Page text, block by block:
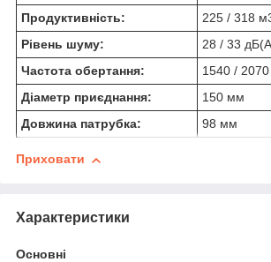
Продуктивність:
225 / 318 м
Рівень шуму:
28 / 33
Частота обертання:
1540 / 2070
Діаметр приєднання:
150 мм
Довжина патрубка:
98 мм
Приховати
Характеристики
Основні